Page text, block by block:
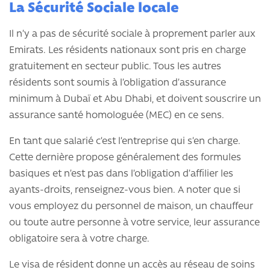
La Sécurité Sociale locale
Il n’y a pas de sécurité sociale à proprement parler aux
Emirats. Les résidents nationaux sont pris en charge
gratuitement en secteur public. Tous les autres
résidents sont soumis à l’obligation d’assurance
minimum à Dubaï et Abu Dhabi, et doivent souscrire un
assurance santé homologuée (MEC) en ce sens.
En tant que salarié c’est l’entreprise qui s’en charge.
Cette dernière propose généralement des formules
basiques et n’est pas dans l’obligation d’affilier les
ayants-droits, renseignez-vous bien. A noter que si
vous employez du personnel de maison, un chauffeur
ou toute autre personne à votre service, leur assurance
obligatoire sera à votre charge.
Le visa de résident donne un accès au réseau de soins